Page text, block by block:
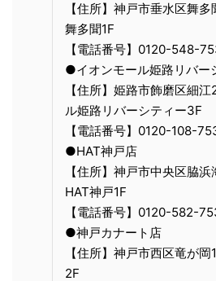
【住所】神戸市垂水区舞
舞多聞1F
【電話番号】0120-548-
●イオンモール姫路リバー
【住所】姫路市飾磨区細
ル姫路リバーシティー3F
【電話番号】0120-108-
●HAT神戸店
【住所】神戸市中央区脇
HAT神戸1F
【電話番号】0120-582-
●神戸カナート店
【住所】神戸市西区竜が
2F